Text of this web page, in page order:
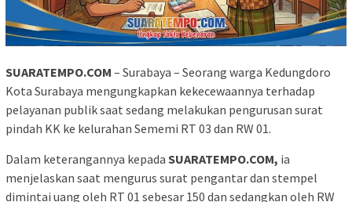
SUARATEMPO.COM – Surabaya – Seorang warga Kedungdoro
Kota Surabaya mengungkapkan kekecewaannya terhadap
pelayanan publik saat sedang melakukan pengurusan surat
pindah KK ke kelurahan Sememi RT 03 dan RW 01.
Dalam keterangannya kepada SUARATEMPO.COM, ia
menjelaskan saat mengurus surat pengantar dan stempel
dimintai uang oleh RT 01 sebesar 150 dan sedangkan oleh RW